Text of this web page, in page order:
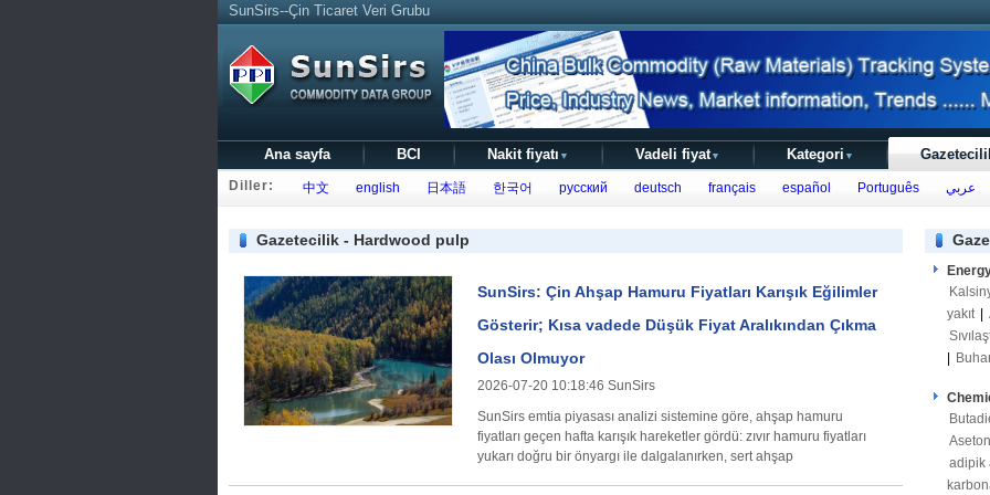
SunSirs--Çin Ticaret Veri Grubu
Ana sayfa BCI Nakit fiyatı ▼ Vadeli fiyat▼ Kategori ▼
Diller: 中文 english 日本語 한국어 русский deutsch français español Português عربي
Gazetecilik - Hardwood pulp
SunSirs: Çin Ahşap Hamuru Fiyatları Karışık Eğilimler
Gösterir; Kısa vadede Düşük Fiyat Aralıkından Çıkma
Olası Olmuyor
2026-07-20 10:18:46 SunSirs
SunSirs emtia piyasası analizi sistemine göre, ahşap hamuru
fiyatları geçen hafta karışık hareketler gördü: zıvır hamuru fiyatları
yukarı doğru bir önyargı ile dalgalanırken, sert ahşap
yakıt
adipik